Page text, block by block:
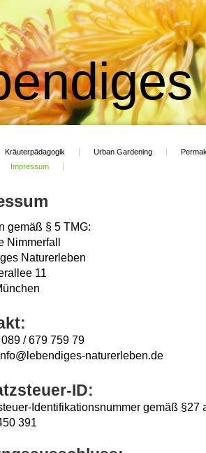
Kräuterpädagogik Urban Gardening
Impressum
gemäß § 5 TMG:
Nimmerfall
Naturerleben
11
/ 679 759 79
naturerleben.de
ID:
Identifikationsnummer gemäß §27
391